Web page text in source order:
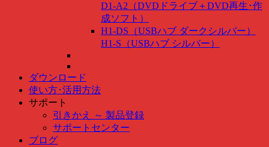
D1-A2（DVDドライブ＋DVD再生･作
成ソフト）
H1-DS（USBハブ ダークシルバー）
H1-S（USBハブ シルバー）
ダウンロード
使い方･活用方法
サポート
引きかえ ～ 製品登録
サポートセンター
ブログ